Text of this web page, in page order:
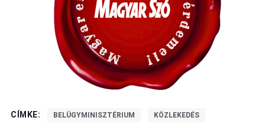
CÍMKE: BELÜGYMINISZTÉRIUM KÖZLEKEDÉS